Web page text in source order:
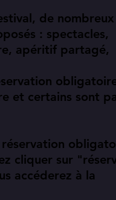
de nombreux
: spectacles,
apéritif partagé,
et certains sont
réservation
cliquer sur
accéderez à la